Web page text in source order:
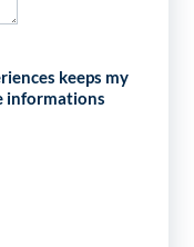
keeps my
informations